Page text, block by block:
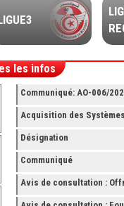
les infos
Communiqué: AO-006/
Acquisition des
Arbitres Elite
Désignation
Communiqué
Avis de consultation :
fourniture avec montage